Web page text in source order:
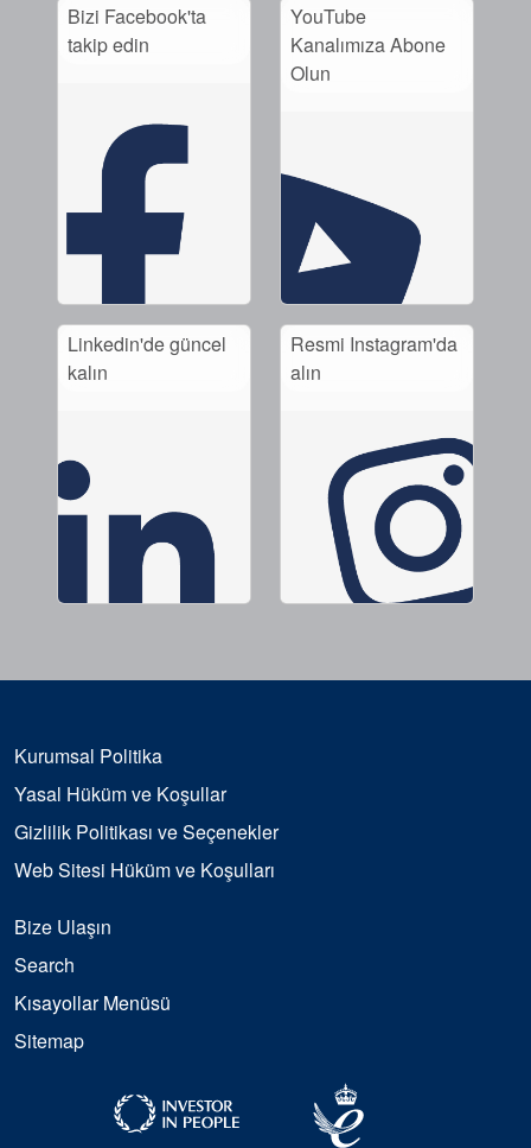
Bizi Facebook'ta
takip edin
YouTube
Kanalımıza Abone
Olun
Linkedin'de güncel
kalın
Resmi Instagram'da
alın
Kurumsal Politika
Yasal Hüküm ve Koşullar
Gizlilik Politikası ve Seçenekler
Web Sitesi Hüküm ve Koşulları
Bize Ulaşın
Search
Kısayollar Menüsü
Sitemap